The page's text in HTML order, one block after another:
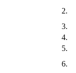
2.
3.
4.
5.
6.